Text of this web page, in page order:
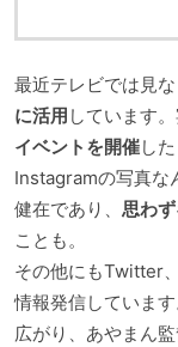
最近テレビでは見
に活用 しています
イベントを開催し
Instagramの写真な
健在であり、 思わ
ことも。
その他にもTwitter
情報発信していま
広がり、あやまん